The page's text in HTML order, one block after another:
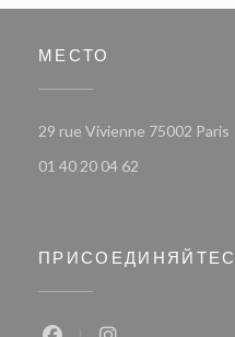
МЕСТО
29 rue Vivienne 75002 Paris
01 40 20 04 62